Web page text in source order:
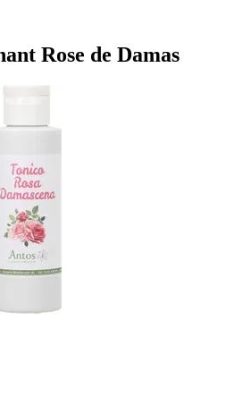
Rose de Damas